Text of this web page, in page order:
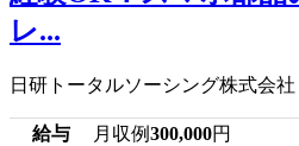
レ...
日研トータルソーシング株式会社
給与 月収例300,000円